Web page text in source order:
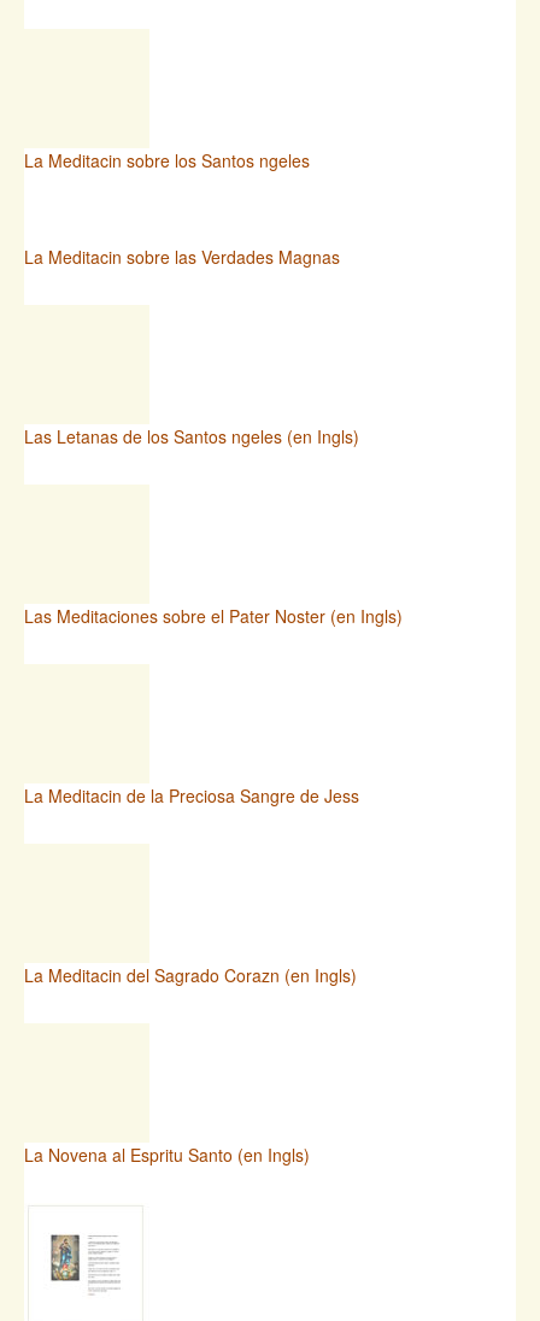
La Meditacin sobre los Santos ngeles
La Meditacin sobre las Verdades Magnas
Las Letanas de los Santos ngeles (en Ingls)
Las Meditaciones sobre el Pater Noster (en Ingls)
La Meditacin de la Preciosa Sangre de Jess
La Meditacin del Sagrado Corazn (en Ingls)
La Novena al Espritu Santo (en Ingls)